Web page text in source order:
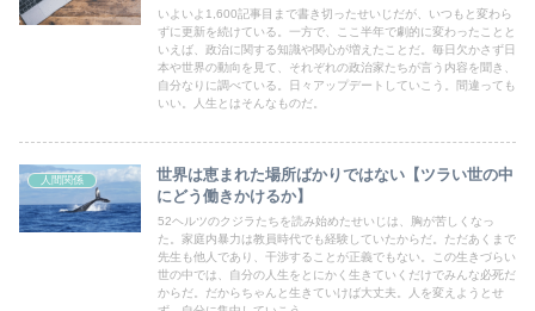
いよいよ1,600記事目まで書き切ったせいじだが、いつもと変わら
ずに更新を続けている。一方で、ここ半年で劇的に変わったことと
いえば、政治に関する知識や関心が増えたことだ。毎日欠かさず日
本や世界の動向を見て、それぞれの政治家たちが言う内容を聞き、
自分なりに調べている。日々アップデートしていこう。間違っても
いい。人生とはそんなものだ。
人間関係
世界は恵まれた場所ばかりではない【ツラい世の中
にどう働きかけるか】
52ヘルツのクジラたちを読み始めたせいじは、胸が苦しくなっ
た。家庭内暴力は教員時代でも経験していたからだ。ただあくまで
先生も他人であり、干渉することが正義でもない。この生きづらい
世の中では、自分の人生をとにかく生きていくだけでみんな必死だ
からだ。だからちゃんと生きていけば大丈夫。人を変えようとせ